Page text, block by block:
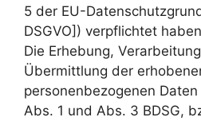
5 der EU-
DSGVO]) verpflichtet
Die Erhebung,
Übermittlung der
personenbezogenen
Abs. 1 und Abs. 3 BDSG,